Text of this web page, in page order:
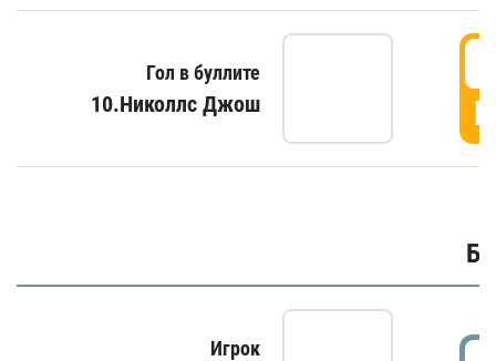
Гол в буллите
10.Николлс Джош
Игрок